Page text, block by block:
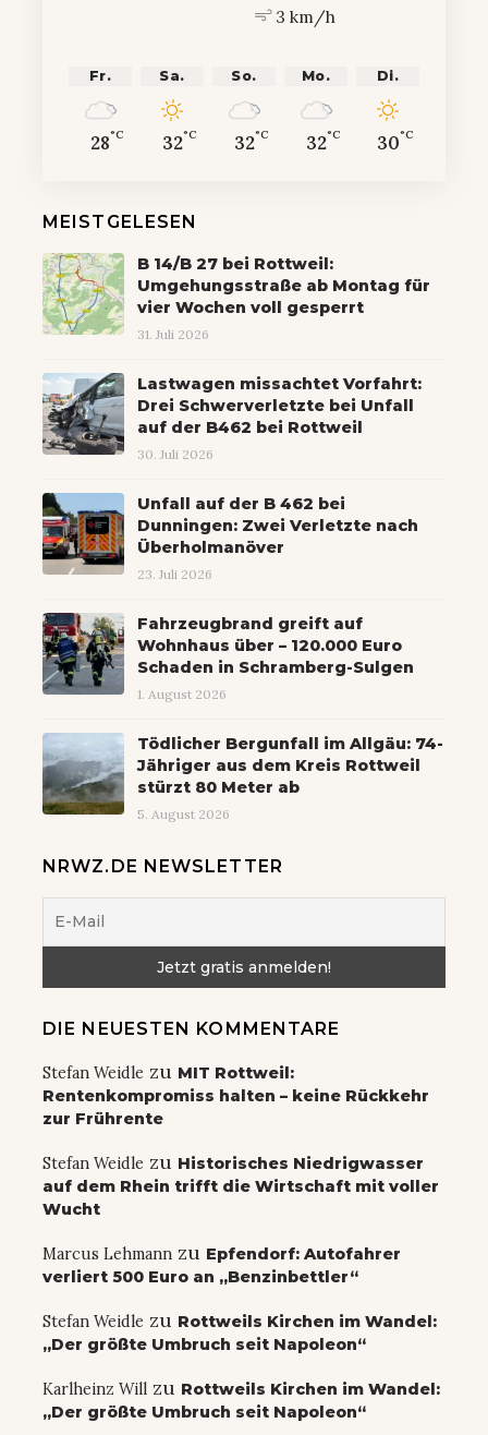
3 km/h
Fr.
28°C
Sa.
32°C
So.
32°C
Mo.
32°C
Di.
30°C
MEISTGELESEN
B 14/B 27 bei Rottweil:
Umgehungsstraße ab Montag für
vier Wochen voll gesperrt
31. Juli 2026
Lastwagen missachtet Vorfahrt:
Drei Schwerverletzte bei Unfall
auf der B462 bei Rottweil
30. Juli 2026
Unfall auf der B 462 bei
Dunningen: Zwei Verletzte nach
Überholmanöver
23. Juli 2026
Fahrzeugbrand greift auf
Wohnhaus über – 120.000 Euro
Schaden in Schramberg-Sulgen
1. August 2026
Tödlicher Bergunfall im Allgäu: 74-
Jähriger aus dem Kreis Rottweil
stürzt 80 Meter ab
5. August 2026
NRWZ.DE NEWSLETTER
DIE NEUESTEN KOMMENTARE
Stefan Weidle zu MIT Rottweil:
Rentenkompromiss halten – keine Rückkehr
zur Frührente
Stefan Weidle zu Historisches Niedrigwasser
auf dem Rhein trifft die Wirtschaft mit voller
Wucht
Marcus Lehmann zu Epfendorf: Autofahrer
verliert 500 Euro an „Benzinbettler“
Stefan Weidle zu Rottweils Kirchen im Wandel:
„Der größte Umbruch seit Napoleon“
Karlheinz Will zu Rottweils Kirchen im Wandel:
„Der größte Umbruch seit Napoleon“